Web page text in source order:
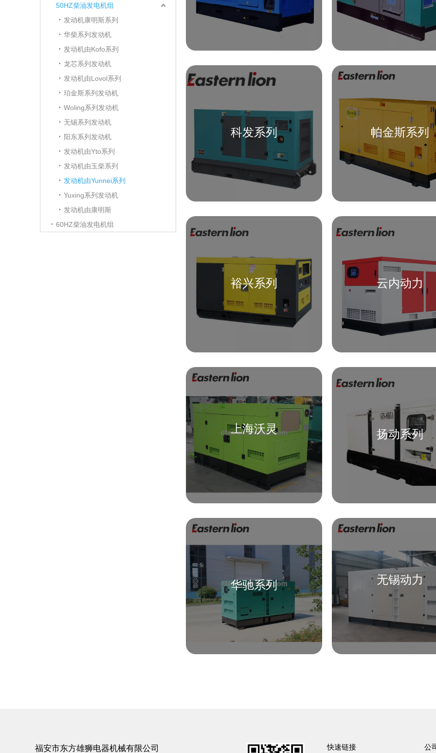
50HZ柴油发电机组
发动机康明斯系列
华柴系列发动机
发动机由Kofo系列
龙芯系列发动机
发动机由Lovol系列
珀金斯系列发动机
Woling系列发动机
无锡系列发动机
阳东系列发动机
发动机由Yto系列
发动机由玉柴系列
发动机由Yunnei系列
Yuxing系列发动机
发动机由康明斯
60HZ柴油发电机组
科发系列
裕兴系列
上海沃灵
华驰系列
帕金斯系列
云内动力
扬动系列
无锡动力
福安市东方雄狮电器机械有限公司 快速链接 公